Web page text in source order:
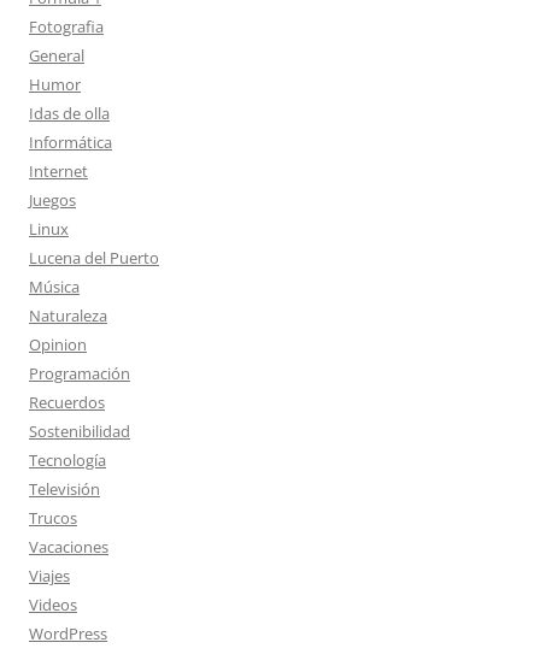
Fotografia
General
Humor
Idas de olla
Informática
Internet
Juegos
Linux
Lucena del Puerto
Música
Naturaleza
Opinion
Programación
Recuerdos
Sostenibilidad
Tecnología
Televisión
Trucos
Vacaciones
Viajes
Videos
WordPress